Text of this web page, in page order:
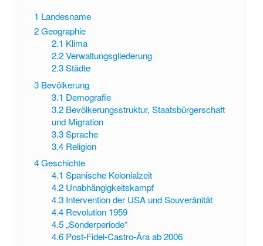
1 Landesname
2Geographie
2.1 Klima
2.2 Verwaltungsgliederung
2.3 Städte
3 Bevölkerung
3.1 Demografie
3.2 Bevölkerungsstruktur, Staatsbürgerschaft
und Migration
3.3 Sprache
3.4 Religion
4Geschichte
4.1 Spanische Kolonialzeit
4.2 Unabhängigkeitskampf
4.3 Intervention der USA und Souveränität
4.4 Revolution 1959
4.5 „Sonderperiode“
4.6 Post-Fidel-Castro-Ära ab 2006